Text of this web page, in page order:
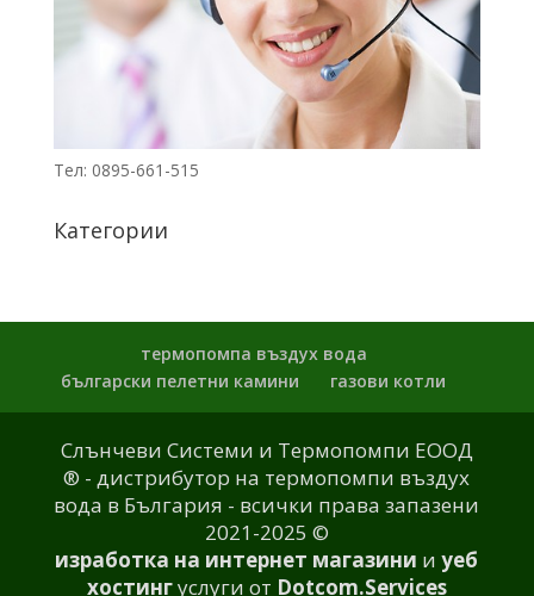
Тел: 0895-661-515
Категории
термопомпа въздух вода
български пелетни камини
газови котли
Слънчеви Системи и Термопомпи ЕООД
® - дистрибутор на термопомпи въздух
вода в България - всички права запазени
2021-2025 ©
изработка на интернет магазини иуеб
хостингуслуги от Dotcom.Services